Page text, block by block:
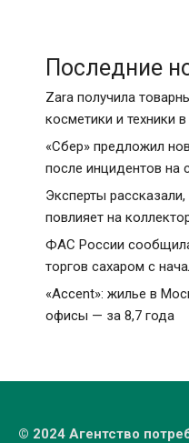
Последние
Zara получила
косметики и техники
«Сбер» предложил
после инцидентов на
Эксперты
повлияет на
ФАС России
торгов сахаром с
«Accent»: жилье в
офисы — за 8,7 года
© 2024 Агентство